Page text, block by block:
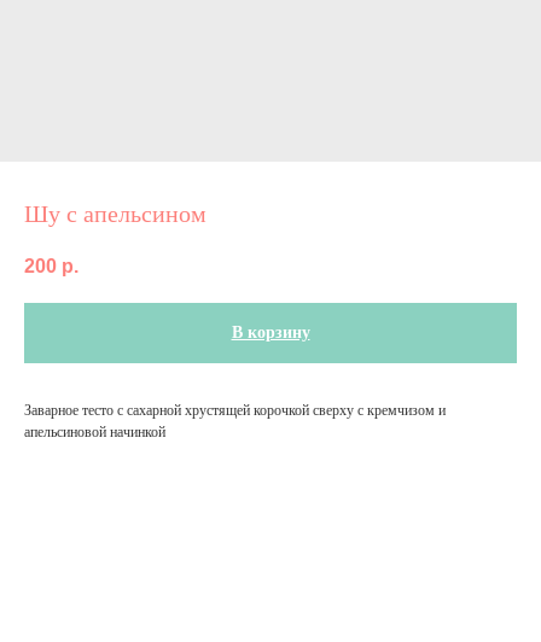
Шу с апельсином
200 р.
В корзину
Заварное тесто с сахарной хрустящей корочкой сверху с кремчизом и
апельсиновой начинкой